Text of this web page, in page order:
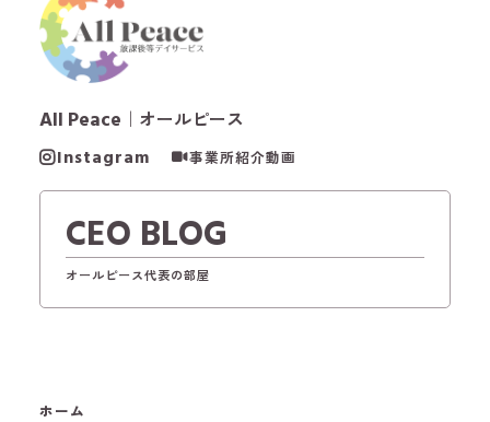
All Peace ｜オールピース
Instagram 事業所紹介動画
CEO BLOG
オールピース代表の部屋
ホーム